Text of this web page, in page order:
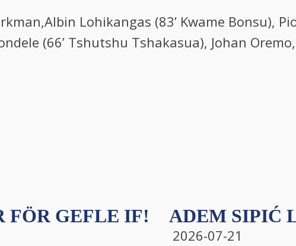
Lohikangas (83’ Kwame Bonsu),
(66’ Tshutshu Tshakasua), Johan
FÖR GEFLE IF! ADEM SIPIĆ
2026-07-21